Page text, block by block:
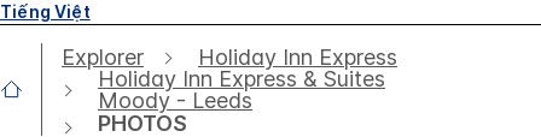
Tiếng Việt
Explorer
Holiday Inn Express
Holiday Inn Express & Suites
Moody - Leeds
PHOTOS